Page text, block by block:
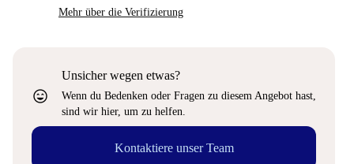
Mehr über die Verifizierung
sentiment_very_satisfied
Unsicher wegen etwas?
Wenn du Bedenken oder Fragen zu diesem Angebot hast,
sind wir hier, um zu helfen.
Kontaktiere unser Team